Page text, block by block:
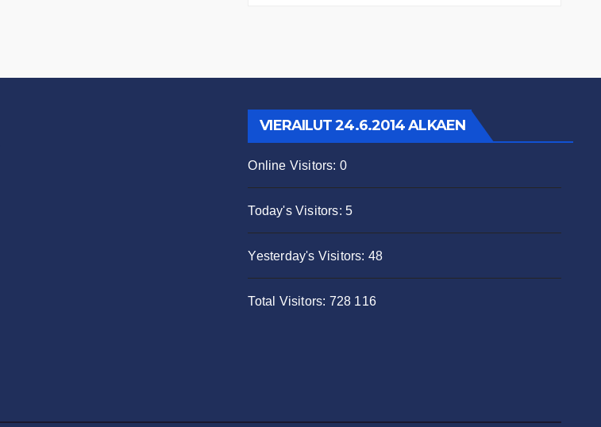
VIERAILUT 24.6.2014 ALKAEN
Online Visitors: 0
Today's Visitors: 5
Yesterday's Visitors: 48
Total Visitors: 728 116